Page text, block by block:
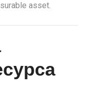
asset.